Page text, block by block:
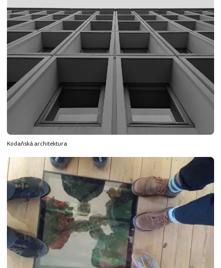
Kodaňská architektura